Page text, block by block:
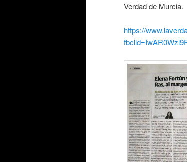
Verdad de Murcia.
https://